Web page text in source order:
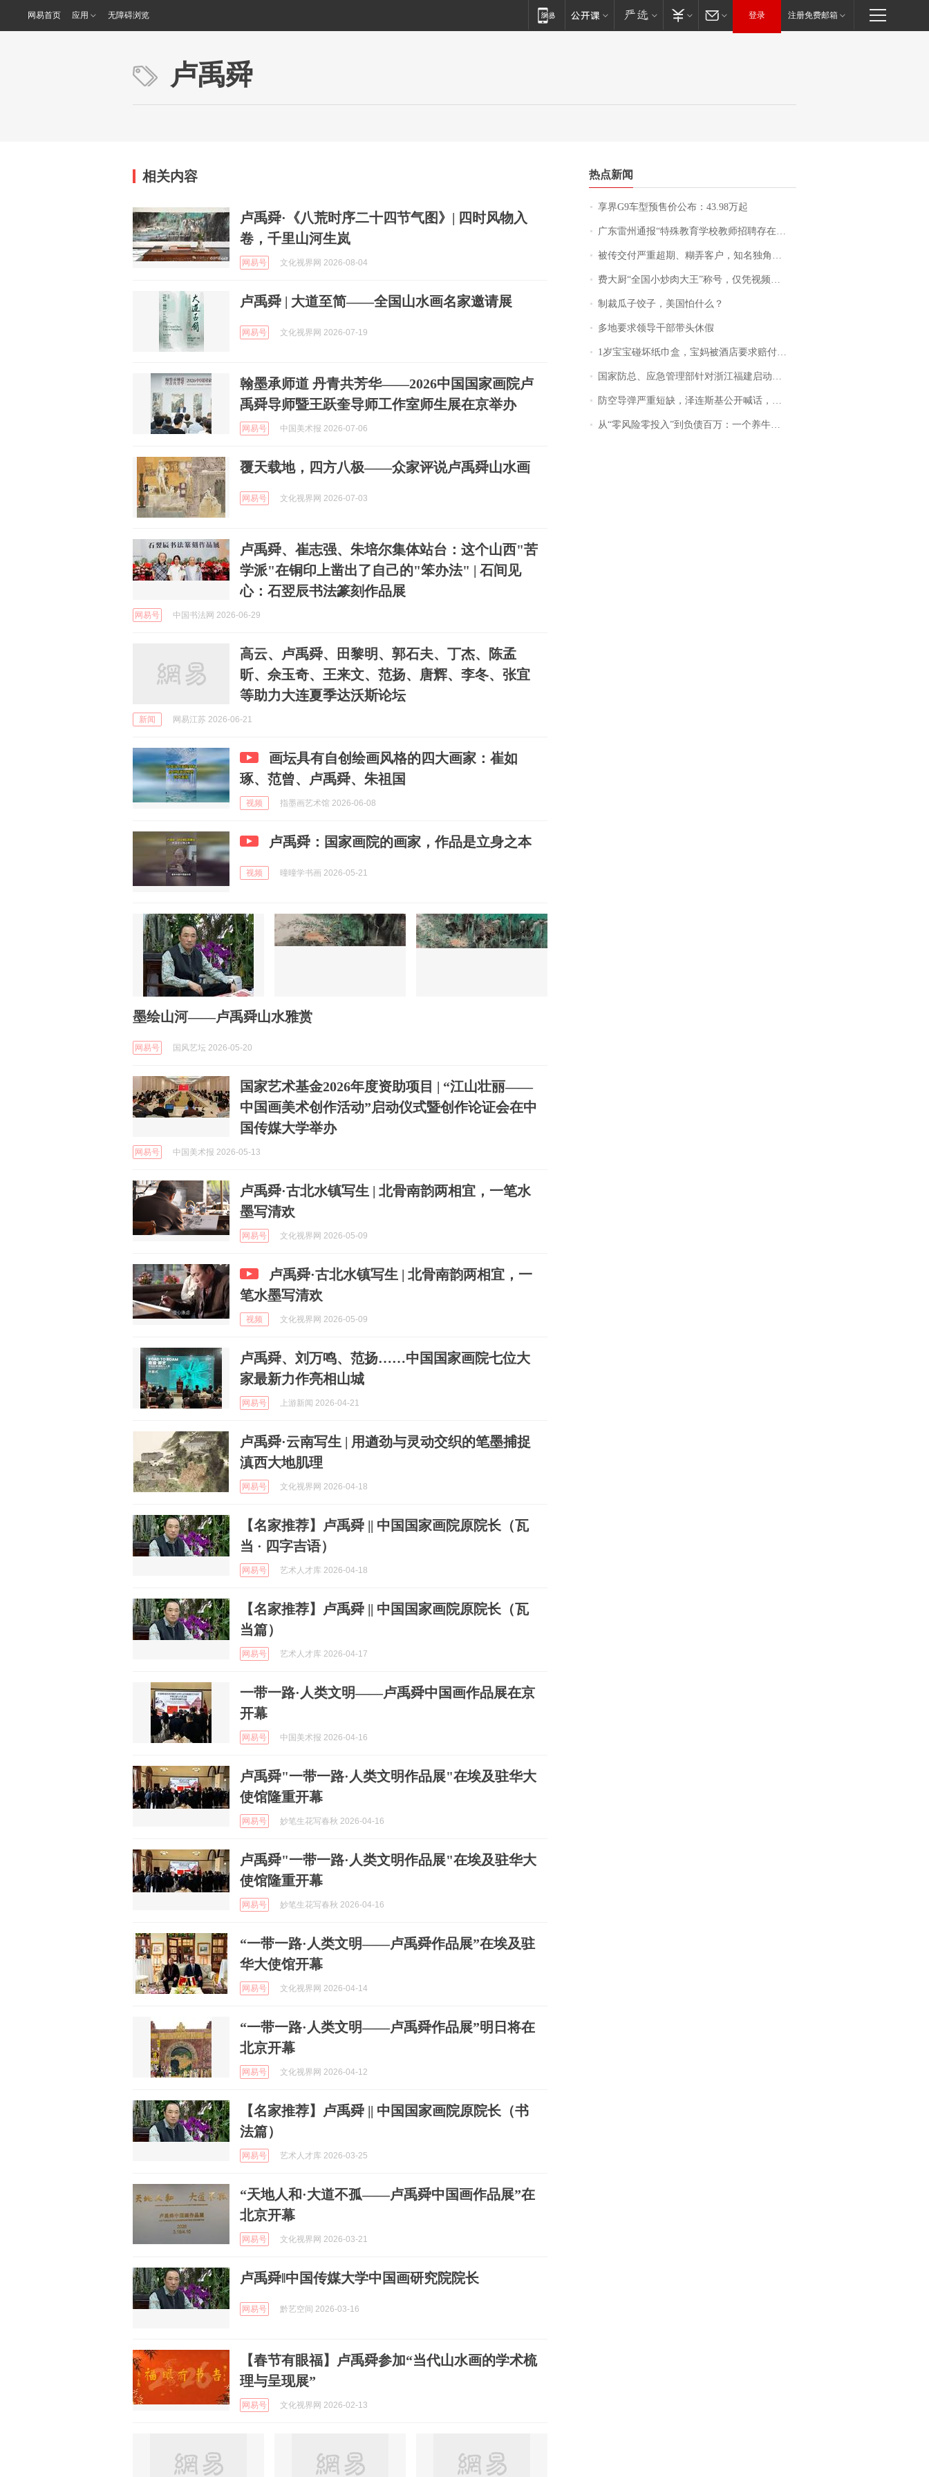
网易首页 应用 无障碍浏览 登录 注册免费邮箱
卢禹舜
相关内容
卢禹舜·《八荒时序二十四节气图》| 四时风物入
卷，千里山河生岚
网易号 文化视界网 2026-08-04
卢禹舜 | 大道至简——全国山水画名家邀请展
网易号 文化视界网 2026-07-19
翰墨承师道 丹青共芳华——2026中国国家画院卢
禹舜导师暨王跃奎导师工作室师生展在京举办
网易号 中国美术报 2026-07-06
覆天载地，四方八极——众家评说卢禹舜山水画
网易号 文化视界网 2026-07-03
卢禹舜、崔志强、朱培尔集体站台：这个山西"苦
学派"在铜印上凿出了自己的"笨办法" | 石间见
心：石翌辰书法篆刻作品展
网易号 中国书法网 2026-06-29
高云、卢禹舜、田黎明、郭石夫、丁杰、陈孟
昕、佘玉奇、王来文、范扬、唐辉、李冬、张宜
等助力大连夏季达沃斯论坛
新闻 网易江苏 2026-06-21
画坛具有自创绘画风格的四大画家：崔如
琢、范曾、卢禹舜、朱祖国
视频 指墨画艺术馆 2026-06-08
卢禹舜：国家画院的画家，作品是立身之本
视频 曈曈学书画 2026-05-21
墨绘山河——卢禹舜山水雅赏
网易号 国风艺坛 2026-05-20
国家艺术基金2026年度资助项目 | “江山壮丽——
中国画美术创作活动”启动仪式暨创作论证会在中
国传媒大学举办
网易号 中国美术报 2026-05-13
卢禹舜·古北水镇写生 | 北骨南韵两相宜，一笔水
墨写清欢
网易号 文化视界网 2026-05-09
卢禹舜·古北水镇写生 | 北骨南韵两相宜，一
笔水墨写清欢
视频 文化视界网 2026-05-09
卢禹舜、刘万鸣、范扬……中国国家画院七位大
家最新力作亮相山城
网易号 上游新闻 2026-04-21
卢禹舜·云南写生 | 用遒劲与灵动交织的笔墨捕捉
滇西大地肌理
网易号 文化视界网 2026-04-18
【名家推荐】卢禹舜 || 中国国家画院原院长（瓦
当 · 四字吉语）
网易号 艺术人才库 2026-04-18
【名家推荐】卢禹舜 || 中国国家画院原院长（瓦
当篇）
网易号 艺术人才库 2026-04-17
一带一路·人类文明——卢禹舜中国画作品展在京
开幕
网易号 中国美术报 2026-04-16
卢禹舜"一带一路·人类文明作品展"在埃及驻华大
使馆隆重开幕
网易号 妙笔生花写春秋 2026-04-16
卢禹舜"一带一路·人类文明作品展"在埃及驻华大
使馆隆重开幕
网易号 妙笔生花写春秋 2026-04-16
“一带一路·人类文明——卢禹舜作品展”在埃及驻
华大使馆开幕
网易号 文化视界网 2026-04-14
“一带一路·人类文明——卢禹舜作品展”明日将在
北京开幕
网易号 文化视界网 2026-04-12
【名家推荐】卢禹舜 || 中国国家画院原院长（书
法篇）
网易号 艺术人才库 2026-03-25
“天地人和·大道不孤——卢禹舜中国画作品展”在
北京开幕
网易号 文化视界网 2026-03-21
卢禹舜‖中国传媒大学中国画研究院院长
网易号 黔艺空间 2026-03-16
【春节有眼福】卢禹舜参加“当代山水画的学术梳
理与呈现展”
网易号 文化视界网 2026-02-13
热点新闻
享界G9车型预售价公布：43.98万起
广东雷州通报“特殊教育学校教师招聘存在违规行为”：已启动问责程序 副校长被停职
被传交付严重超期、糊弄客户，知名独角兽车企创始人回应：都没证据，将依法采取措施，“本人长期与美国交管局保持沟通，对方表示肯定”
费大厨“全国小炒肉大王”称号，仅凭视频评出？中国烹饪协会回应
制裁瓜子饺子，美国怕什么？
多地要求领导干部带头休假
1岁宝宝碰坏纸巾盒，宝妈被酒店要求赔付924元！三亚一酒店回复：骨瓷定制！网友一查价格，吵翻了
国家防总、应急管理部针对浙江福建启动防汛防台风四级应急响应
防空导弹严重短缺，泽连斯基公开喊话，乌克兰失去导弹拦截能力？
从“零风险零投入”到负债百万：一个养牛项目崩盘后，谁该为农户的贷款买单丨红星调查